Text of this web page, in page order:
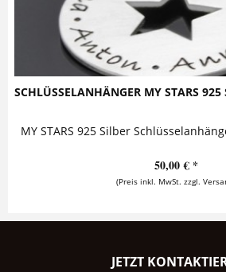
SCHLÜSSELANHÄNGER MY STARS
50,00 € *
(Preis inkl. MwSt. zzgl.
JETZT